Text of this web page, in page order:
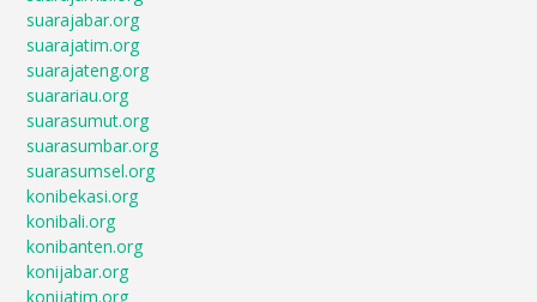
suarajabar.org
suarajatim.org
suarajateng.org
suarariau.org
suarasumut.org
suarasumbar.org
suarasumsel.org
konibekasi.org
konibali.org
konibanten.org
konijabar.org
konijatim.org